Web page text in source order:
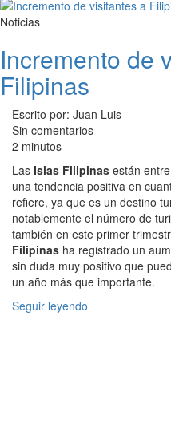
Noticias
Incremento de
Filipinas
Escrito por: Juan Luis
Sin comentarios
2 minutos
Las Islas Filipinas están
una tendencia positiva en
refiere, ya que es un destino
notablemente el número de
también en este primer
Filipinas ha registrado un
sin duda muy positivo que
un año más que importante.
Seguir leyendo